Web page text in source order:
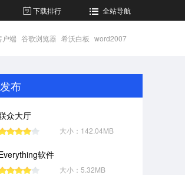
下载排行 全站导航
户端 谷歌浏览器 希沃白板 word2007
布
众大厅
大小：142.04MB
软件
大小：5.32MB